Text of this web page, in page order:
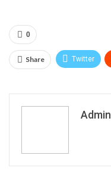
0
Share Twitter
Admin